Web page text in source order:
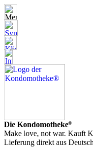
Die Kondomotheke®
Make love, not war. Kauft
Lieferung direkt aus